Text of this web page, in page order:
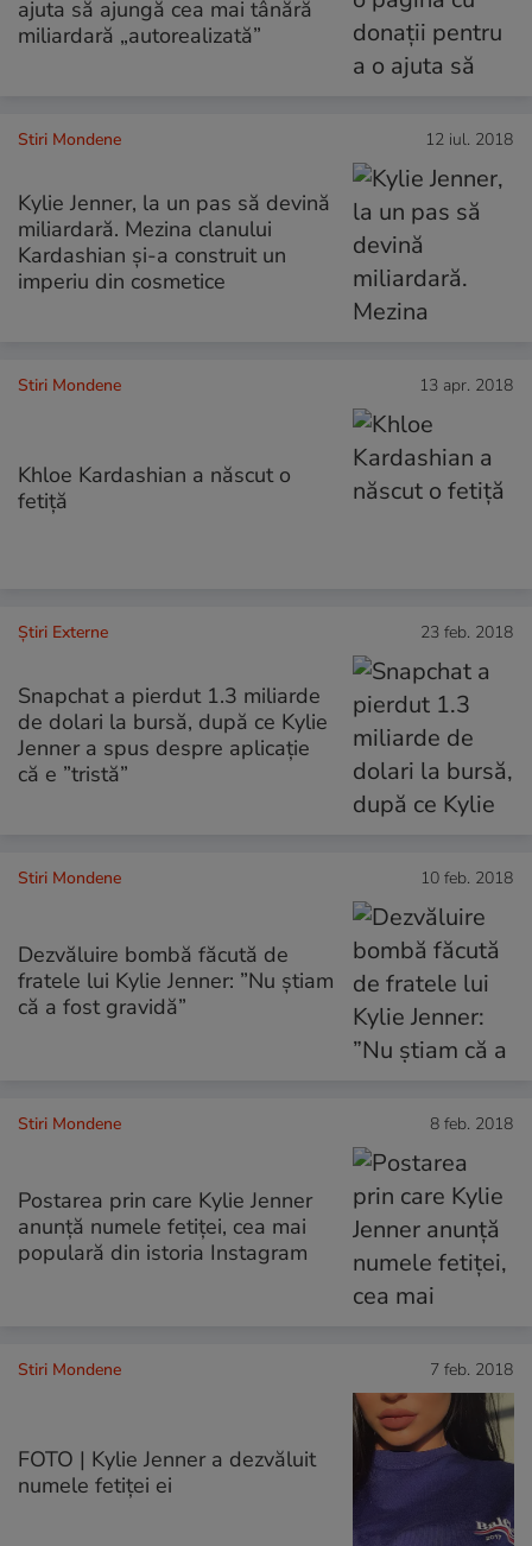
ajuta să ajungă cea mai tânără
miliardară „autorealizată”
Stiri Mondene 12 iul. 2018
Kylie Jenner, la un pas să devină
miliardară. Mezina clanului
Kardashian și-a construit un
imperiu din cosmetice
Stiri Mondene 13 apr. 2018
Khloe Kardashian a născut o
fetiță
Știri Externe 23 feb. 2018
Snapchat a pierdut 1.3 miliarde
de dolari la bursă, după ce Kylie
Jenner a spus despre aplicație
că e ”tristă”
Stiri Mondene 10 feb. 2018
Dezvăluire bombă făcută de
fratele lui Kylie Jenner: ”Nu știam
că a fost gravidă”
Stiri Mondene 8 feb. 2018
Postarea prin care Kylie Jenner
anunță numele fetiței, cea mai
populară din istoria Instagram
Stiri Mondene 7 feb. 2018
FOTO | Kylie Jenner a dezvăluit
numele fetiței ei